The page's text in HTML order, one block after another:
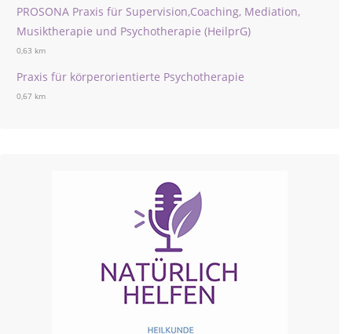
PROSONA Praxis für Supervision,Coaching, Mediation,
Musiktherapie und Psychotherapie (HeilprG)
0,63 km
Praxis für körperorientierte Psychotherapie
0,67 km